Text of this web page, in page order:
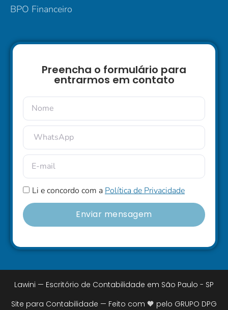
BPO Financeiro
Preencha o formulário para
entrarmos em contato
Li e concordo com a Política de Privacidade
Enviar mensagem
Lawini — Escritório de Contabilidade em São Paulo - SP
Site para Contabilidade — Feito com 🧡 pelo GRUPO DPG